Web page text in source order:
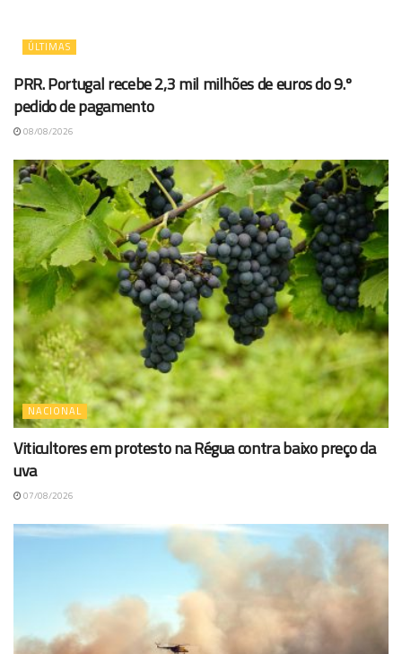
ÚLTIMAS
PRR. Portugal recebe 2,3 mil milhões de euros do 9.º
pedido de pagamento
08/08/2026
NACIONAL
Viticultores em protesto na Régua contra baixo preço da
uva
07/08/2026